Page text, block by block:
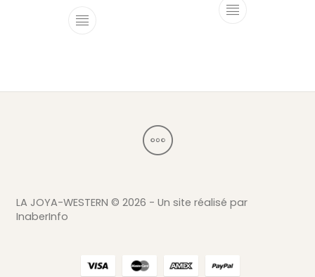
Ce produit a plusieurs variations.
Ce produit a
LA JOYA-WESTERN © 2026 - Un site réalisé par
InaberInfo